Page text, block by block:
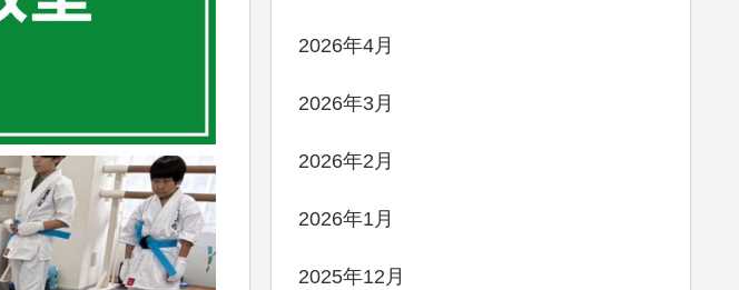
2026年4月
2026年3月
2026年2月
2026年1月
2025年12月